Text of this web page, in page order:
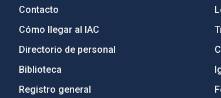
Contacto
Cómo llegar al IAC
Directorio de personal
Biblioteca
Registro general